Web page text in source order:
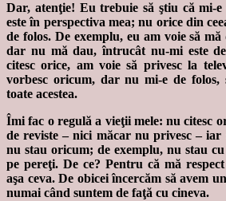
Dar, atenţie! Eu trebuie să ştiu că mi-e
este în perspectiva mea; nu orice din
de folos. De exemplu, eu am voie să
dar nu mă dau, întrucât nu-mi este
citesc orice, am voie să privesc la
vorbesc oricum, dar nu mi-e de folos,
toate acestea.
Îmi fac o regulă a vieţii mele: nu citesc
de reviste – nici măcar nu privesc – iar
nu stau oricum; de exemplu, nu stau
pe pereţi. De ce? Pentru că mă
aşa ceva. De obicei încercăm să avem
numai când suntem de faţă cu cineva.